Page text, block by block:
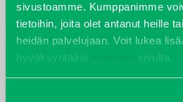
sivustoamme. Kumppanimme
tietoihin, joita olet antanut heille
heidän palvelujaan. Voit lukea
hyväksyntääsi
sivulta.
VARAOSAT
Varaosat
Puh 020 7458 686
varaosat@j-